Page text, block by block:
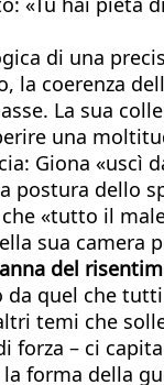
di una
coerenza
La sua
una
Giona «uscì
postura
«tutto il
sua
del
quel che
temi che
forza – ci
la forma della